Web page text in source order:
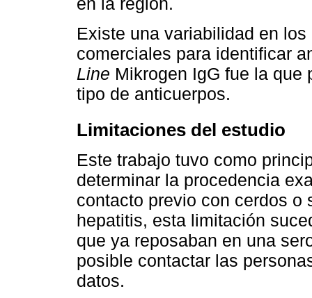
Existe una variabilidad en
comerciales para identificar
Line Mikrogen IgG fue la que
tipo de anticuerpos.
Limitaciones del estudio
Este trabajo tuvo como
determinar la procedencia
contacto previo con cerdos o
hepatitis, esta limitación
que ya reposaban en una
posible contactar las
datos.